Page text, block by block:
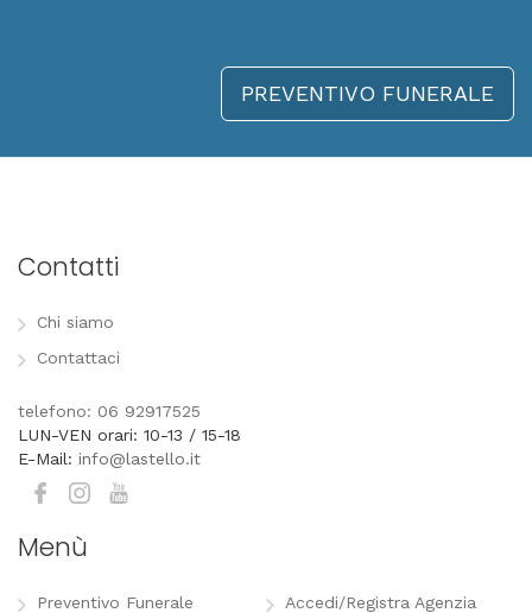
PREVENTIVO FUNERALE
Contatti
Chi siamo
Contattaci
telefono: 06 92917525
LUN-VEN orari: 10-13 / 15-18
E-Mail: info@lastello.it
Menù
Preventivo Funerale
Accedi/Registra Agenzia